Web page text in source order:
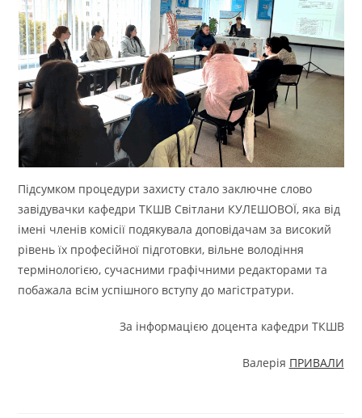
Підсумком процедури захисту стало заключне слово
завідувачки кафедри ТКШВ Світлани КУЛЕШОВОЇ, яка від
імені членів комісії подякувала доповідачам за високий
рівень їх професійної підготовки, вільне володіння
термінологією, сучасними графічними редакторами та
побажала всім успішного вступу до магістратури.
За інформацією доцента кафедри ТКШВ
Валерія ПРИВАЛИ